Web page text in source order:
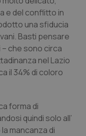
e del conflitto in
una sfiducia
Basti pensare
– che sono circa
nel Lazio
il 34% di coloro
forma di
quindi solo all’
mancanza di